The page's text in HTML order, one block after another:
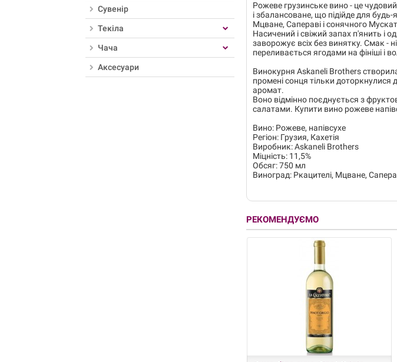
Сувенір
Текіла
Чача
Аксесуари
Рожеве грузинське вино - це
і збалансоване, що підійде для
Мцване, Сапераві і сонячного
Насичений і свіжий запах п'янить і
заворожує всіх без винятку. Смак -
переливається ягодами на фініші і
Винокурня Askaneli Brothers
промені сонця тільки
аромат.
Воно відмінно поєднується з
салатами. Купити вино рожеве
Вино: Рожеве, напівсухе
Регіон: Грузия, Кахетія
Виробник: Askaneli Brothers
Міцність: 11,5%
Обсяг: 750 мл
Виноград: Ркацителі, Мцване,
РЕКОМЕНДУЄМО